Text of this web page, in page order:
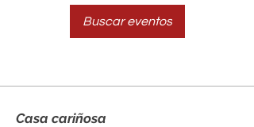
Buscar eventos
Casa cariñosa